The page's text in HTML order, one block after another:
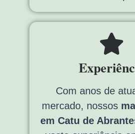
Com anos de
mercado, nossos
em Catu de